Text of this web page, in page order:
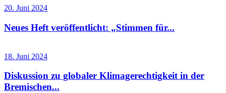
20. Juni 2024
Neues Heft veröffentlicht: „Stimmen für...
18. Juni 2024
Diskussion zu globaler Klimagerechtigkeit in der
Bremischen...